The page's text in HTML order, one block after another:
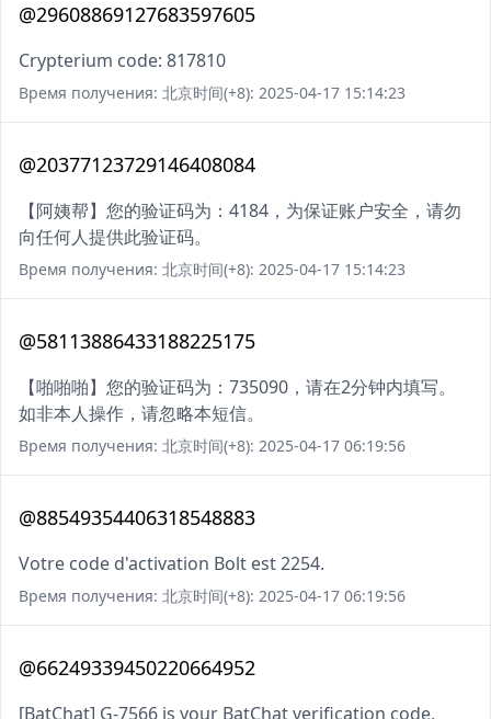
@29608869127683597605
Crypterium code: 817810
Время получения: 北京时间(+8): 2025-04-17 15:14:23
@20377123729146408084
【阿姨帮】您的验证码为：4184，为保证账户安全，请勿
向任何人提供此验证码。
Время получения: 北京时间(+8): 2025-04-17 15:14:23
@58113886433188225175
【啪啪啪】您的验证码为：735090，请在2分钟内填写。
如非本人操作，请忽略本短信。
Время получения: 北京时间(+8): 2025-04-17 06:19:56
@88549354406318548883
Votre code d'activation Bolt est 2254.
Время получения: 北京时间(+8): 2025-04-17 06:19:56
@66249339450220664952
[BatChat] G-7566 is your BatChat verification code.